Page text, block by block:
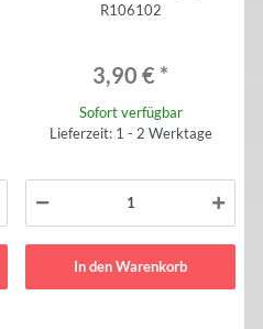
R106102
3,90 € *
Sofort verfügbar
Lieferzeit: 1 - 2 Werktage
In den Warenkorb